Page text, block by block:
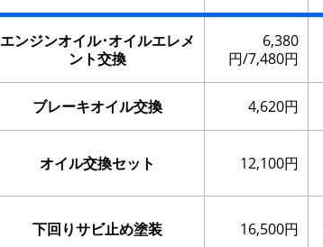
エンジンオイル･オイルエレメ
ント交換
6,380
円/7,480円
ブレーキオイル交換 4,620円
オイル交換セット 12,100円
下回りサビ止め塗装 16,500円